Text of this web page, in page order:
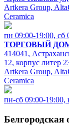
Artkera Group,
Ceramica
пн 09:00-19:00, cб
ТОРГОВЫЙ
414041,
12, корпус литер
Artkera Group,
Ceramica
пн-сб 09:00-19:00,
Белгородская